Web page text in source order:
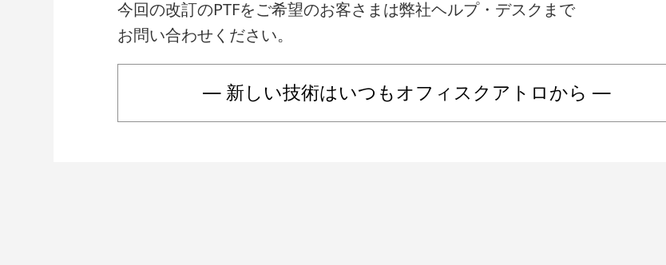
今回の改訂のPTFをご希望のお客さまは弊社ヘルプ・デスクまで
お問い合わせください。
― 新しい技術はいつもオフィスクアトロから ―